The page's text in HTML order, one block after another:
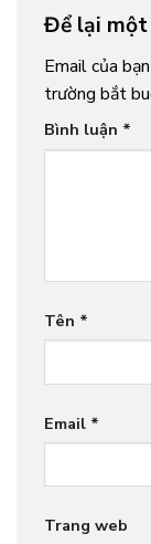
Để lại một
Email của
trường bắt
Bình luận *
Tên *
Email *
Trang web